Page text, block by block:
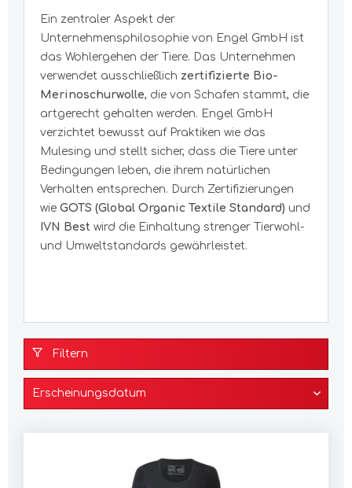
Ein zentraler Aspekt der
Unternehmensphilosophie von Engel GmbH ist
das Wohlergehen der Tiere. Das Unternehmen
verwendet ausschließlich zertifizierte Bio-
Merinoschurwolle, die von Schafen stammt, die
artgerecht gehalten werden. Engel GmbH
verzichtet bewusst auf Praktiken wie das
Mulesing und stellt sicher, dass die Tiere unter
Bedingungen leben, die ihrem natürlichen
Verhalten entsprechen. Durch Zertifizierungen
wie GOTS (Global Organic Textile Standard) und
IVN Best wird die Einhaltung strenger Tierwohl-
und Umweltstandards gewährleistet.
Filtern